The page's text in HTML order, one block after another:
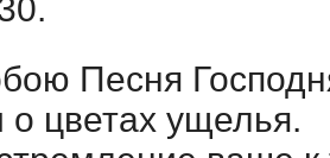
Песня
о цветах ущелья.